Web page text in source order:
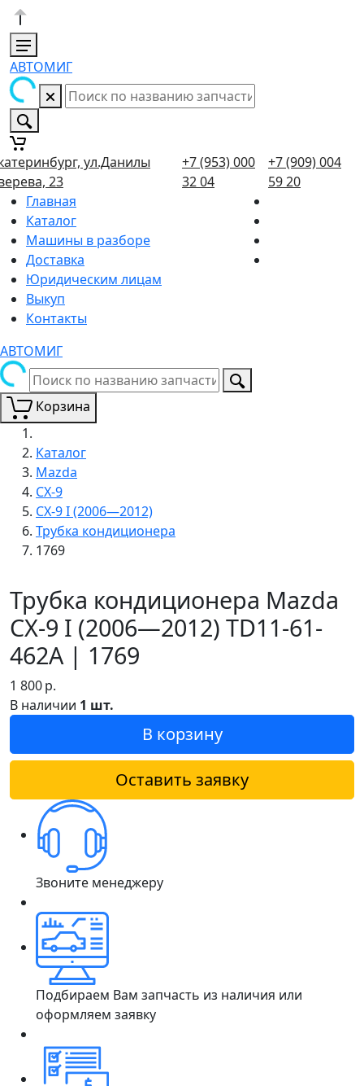
АВТОМИГ
ул.Данилы
23
+7 (953) 000
32 04
+7 (909) 004
59 20
Главная
Каталог
Машины в разборе
Доставка
Юридическим лицам
Выкуп
Контакты
АВТОМИГ
Корзина
Каталог
Mazda
CX-9
CX-9 I (2006—2012)
Трубка кондиционера
1769
Трубка кондиционера Mazda
CX-9 I (2006—2012) TD11-61-
462A | 1769
1 800р.
В наличии 1 шт.
В корзину
Оставить заявку
Звоните менеджеру
Подбираем Вам запчасть из наличия или
оформляем заявку